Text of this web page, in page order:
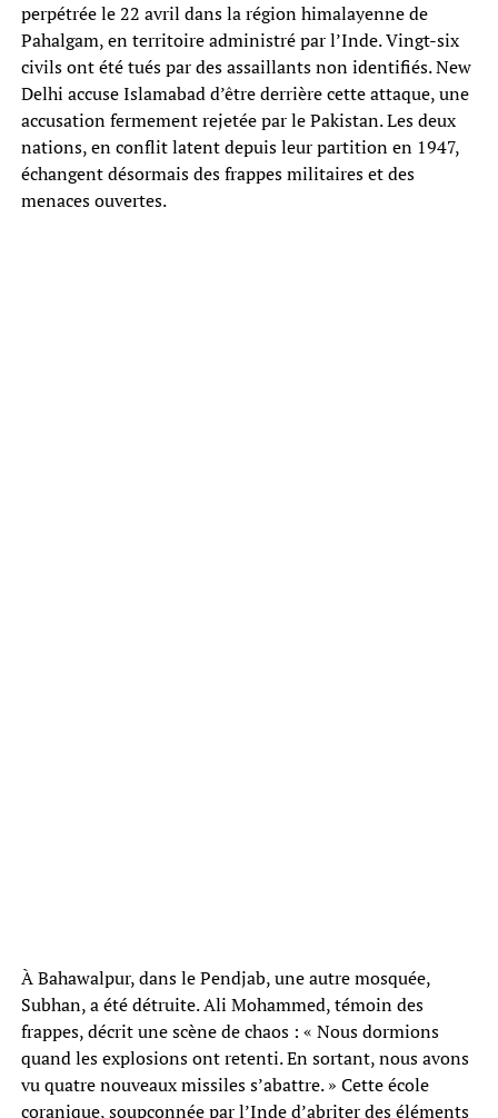
perpétrée le 22 avril dans la région himalayenne de
Pahalgam, en territoire administré par l’Inde. Vingt-six
civils ont été tués par des assaillants non identifiés. New
Delhi accuse Islamabad d’être derrière cette attaque, une
accusation fermement rejetée par le Pakistan. Les deux
nations, en conflit latent depuis leur partition en 1947,
échangent désormais des frappes militaires et des
menaces ouvertes.
À Bahawalpur, dans le Pendjab, une autre mosquée,
Subhan, a été détruite. Ali Mohammed, témoin des
frappes, décrit une scène de chaos : « Nous dormions
quand les explosions ont retenti. En sortant, nous avons
vu quatre nouveaux missiles s’abattre. » Cette école
coranique, soupçonnée par l’Inde d’abriter des éléments